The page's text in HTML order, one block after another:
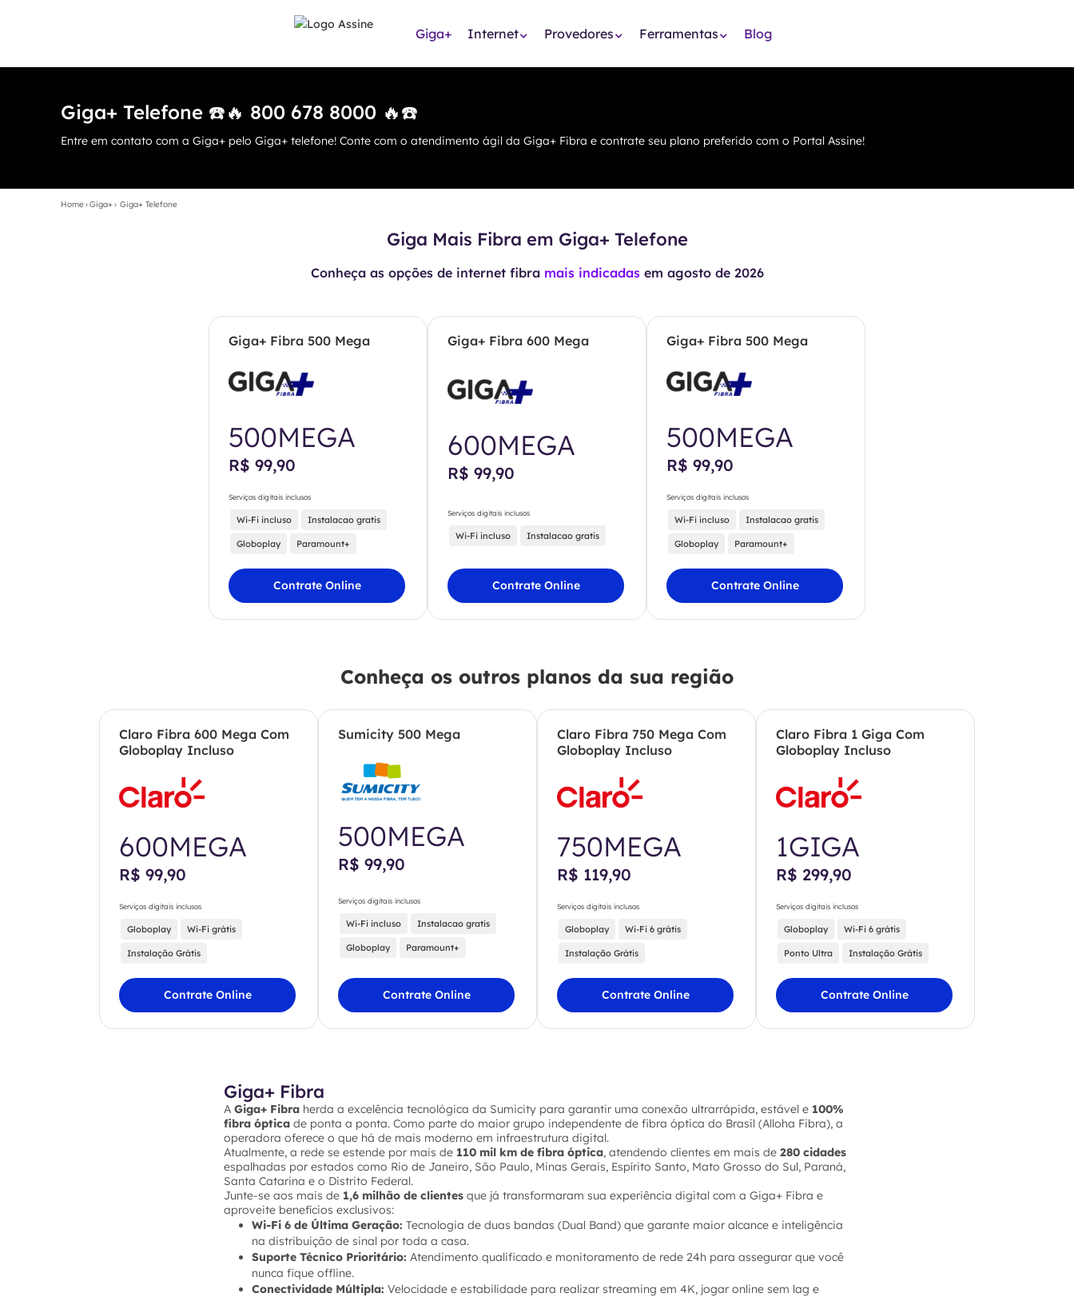
Giga+ Internet Provedores Ferramentas Blog
Giga+ Telefone ☎️🔥 800 678 8000 🔥☎️
Entre em contato com a Giga+ pelo Giga+ telefone! Conte com o atendimento ágil da Giga+ Fibra e contrate seu plano preferido com o Portal Assine!
Home›Giga+› Giga+ Telefone
Giga Mais Fibra em Giga+ Telefone
Conheça as opções de internet fibra mais indicadasem agosto de 2026
Giga+ Fibra 500 Mega
500MEGA
R$ 99,90
Serviços digitais inclusos
Wi-Fi incluso Instalacao gratis
Globoplay Paramount+
Contrate Online
Giga+ Fibra 600 Mega
600MEGA
R$ 99,90
Serviços digitais inclusos
Wi-Fi incluso Instalacao gratis
Contrate Online
Giga+ Fibra 500 Mega
500MEGA
R$ 99,90
Serviços digitais inclusos
Wi-Fi incluso Instalacao gratis
Globoplay Paramount+
Contrate Online
Conheça os outros planos da sua região
Claro Fibra 600 Mega Com
Globoplay Incluso
600MEGA
R$ 99,90
Serviços digitais inclusos
Globoplay Wi-Fi grátis
Instalação Grátis
Contrate Online
Sumicity 500 Mega
500MEGA
R$ 99,90
Serviços digitais inclusos
Wi-Fi incluso Instalacao gratis
Globoplay Paramount+
Contrate Online
Claro Fibra 750 Mega Com
Globoplay Incluso
750MEGA
R$ 119,90
Serviços digitais inclusos
Globoplay Wi-Fi 6 grátis
Instalação Grátis
Contrate Online
Claro Fibra 1 Giga Com
Globoplay Incluso
1GIGA
R$ 299,90
Serviços digitais inclusos
Globoplay Wi-Fi 6 grátis
Ponto Ultra Instalação Grátis
Contrate Online
Giga+ Fibra
A Giga+ Fibra herda a excelência tecnológica da Sumicity para garantir uma conexão ultrarrápida, estável e 100%
fibra óptica de ponta a ponta. Como parte do maior grupo independente de fibra óptica do Brasil (Alloha Fibra), a
operadora oferece o que há de mais moderno em infraestrutura digital.
Atualmente, a rede se estende por mais de 110 mil km de fibra óptica, atendendo clientes em mais de 280 cidades
espalhadas por estados como Rio de Janeiro, São Paulo, Minas Gerais, Espírito Santo, Mato Grosso do Sul, Paraná,
Santa Catarina e o Distrito Federal.
Junte-se aos mais de 1,6 milhão de clientes que já transformaram sua experiência digital com a Giga+ Fibra e
aproveite benefícios exclusivos:
Wi-Fi 6 de Última Geração: Tecnologia de duas bandas (Dual Band) que garante maior alcance e inteligência
na distribuição de sinal por toda a casa.
Suporte Técnico Prioritário: Atendimento qualificado e monitoramento de rede 24h para assegurar que você
nunca fique offline.
Conectividade Múltipla: Velocidade e estabilidade para realizar streaming em 4K, jogar online sem lag e